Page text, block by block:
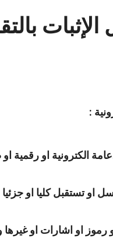
:
الكترونية او رقمية
تستقبل كليا او جزئيا
او اشارات او